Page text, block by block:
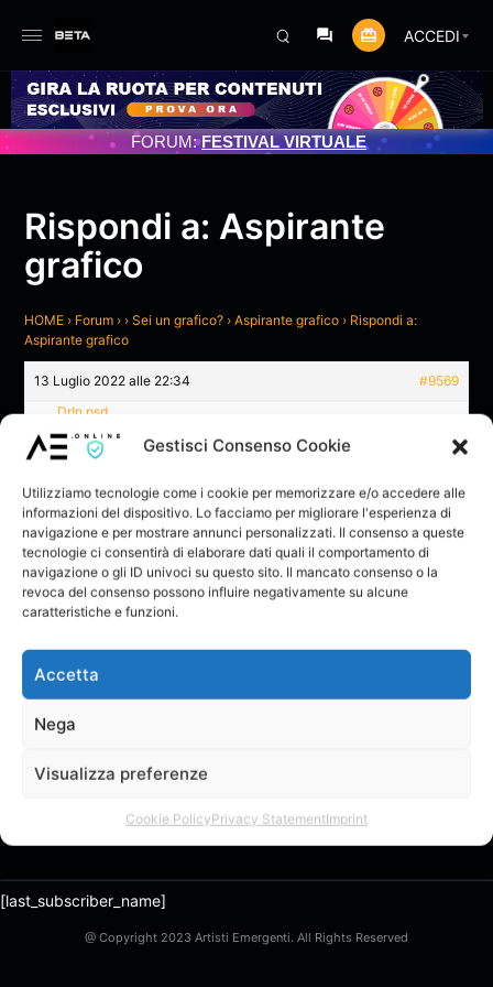
Gestisci Consenso Cookie
Utilizziamo tecnologie come i cookie per memorizzare e/o accedere alle
informazioni del dispositivo. Lo facciamo per migliorare l'esperienza di
navigazione e per mostrare annunci personalizzati. Il consenso a queste
tecnologie ci consentirà di elaborare dati quali il comportamento di
navigazione o gli ID univoci su questo sito. Il mancato consenso o la
revoca del consenso possono influire negativamente su alcune
caratteristiche e funzioni.
Accetta
Nega
Visualizza preferenze
Cookie PolicyPrivacy StatementImprint
ACCEDI
PROGRAMMATO 3/07/2025
FORUM:FESTIVAL VIRTUALE
Rispondi a: Aspirante
grafico
HOME › Forum › › Sei un grafico? › Aspirante grafico › Rispondi a:
Aspirante grafico
13 Luglio 2022 alle 22:34
#9569
Dr!n.psd
LIVELLO:
Come funziona ae play?
Pubblicato da
Aspirante grafico✍
Consigliatemi dei
iscrivermi all'università
Ps: Ho appena
[last_subscriber_name]
@ Copyright 2023 Artisti Emergenti. All Rights Reserved